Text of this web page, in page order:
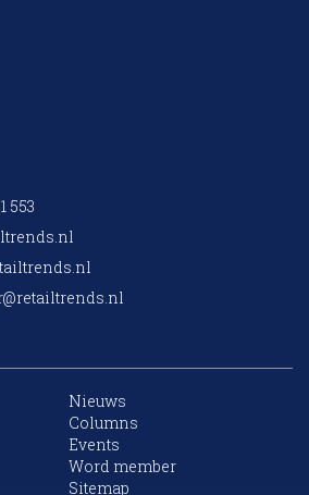
553
Nieuws
Columns
Events
Word member
Sitemap